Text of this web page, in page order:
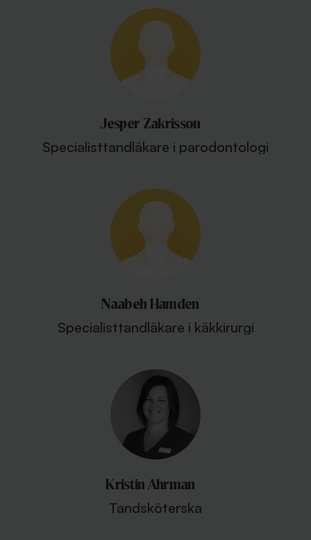
Jesper Zakrisson
Specialisttandläkare i parodontologi
Naabeh Hamden
Specialisttandläkare i käkkirurgi
Kristin Ahrman
Tandsköterska